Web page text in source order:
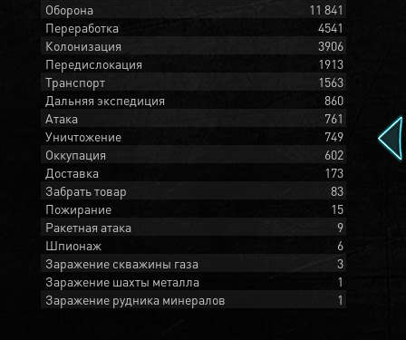
Оборона
11 841
Переработка
4541
Колонизация
3906
Передислокация
1913
Транспорт
1563
Дальняя экспедиция
860
Атака
761
Уничтожение
749
Оккупация
602
Доставка
173
Забрать товар
83
Пожирание
15
Ракетная атака
9
Шпионаж
6
Заражение скважины газа
3
Заражение шахты металла
1
Заражение рудника минералов
1